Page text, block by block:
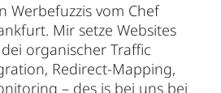
Werbefuzzis vom Chef
Mir setze Websites
organischer Traffic
Redirect-Mapping,
– des is bei uns bei